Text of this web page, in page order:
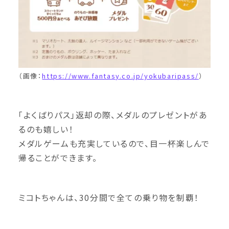
（画像：https://www.fantasy.co.jp/yokubaripass/）
「よくばりパス」返却の際、メダルのプレゼントがあ
るのも嬉しい！
メダルゲームも充実しているので、目一杯楽しんで
帰ることができます。
ミコトちゃんは、30分間で全ての乗り物を制覇！